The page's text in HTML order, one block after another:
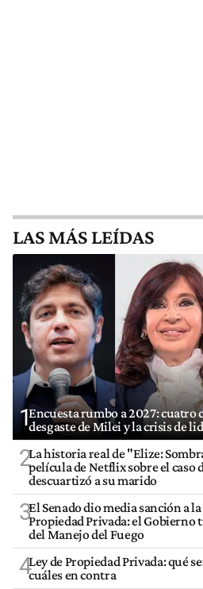
LAS MÁS LEÍDAS
1Encuesta rumbo a 2027:
desgaste de Milei y la crisis de
2La historia real de "Elize:
película de Netflix sobre el caso
descuartizó a su marido
3El Senado dio media sanción a
Propiedad Privada: el Gobierno
del Manejo del Fuego
4Ley de Propiedad Privada: qué
cuáles en contra